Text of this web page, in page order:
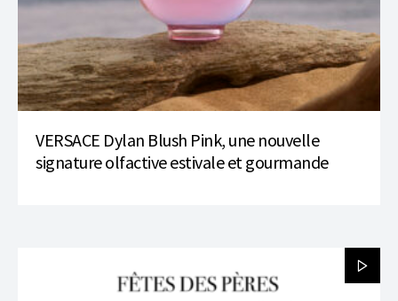
VERSACE Dylan Blush Pink, une nouvelle
signature olfactive estivale et gourmande